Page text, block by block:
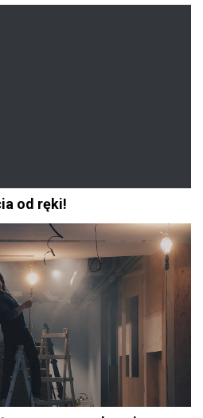
od ręki!